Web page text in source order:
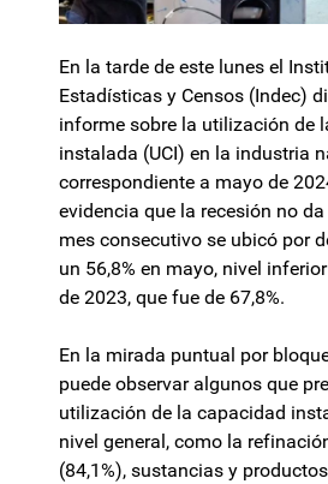
En la tarde de este lunes el
Estadísticas y Censos (Indec)
informe sobre la utilización de
instalada (UCI) en la industria
correspondiente a mayo de
evidencia que la recesión no
mes consecutivo se ubicó por
un 56,8% en mayo, nivel
de 2023, que fue de 67,8%.
En la mirada puntual por
puede observar algunos que
utilización de la capacidad
nivel general, como la
(84,1%), sustancias y